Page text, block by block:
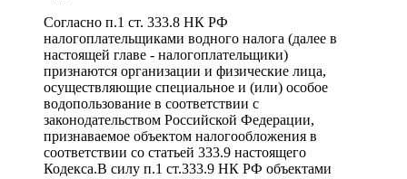
Cогласно п.1 ст. 333.8 НК РФ
налогоплательщиками водного налога (далее в
настоящей главе - налогоплательщики)
признаются организации и физические лица,
осуществляющие специальное и (или) особое
водопользование в соответствии с
законодательством Российской Федерации,
признаваемое объектом налогообложения в
соответствии со статьей 333.9 настоящего
Кодекса.В силу п.1 ст.333.9 НК РФ объектами